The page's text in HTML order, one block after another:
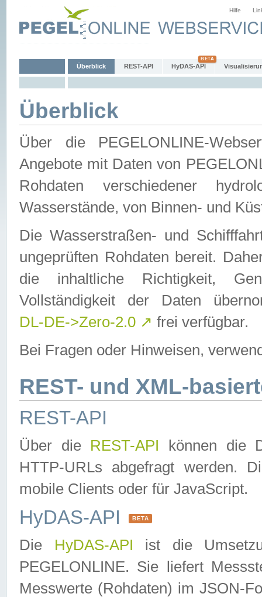
Hilfe
Überblick REST-API HyDAS-API
Überblick
Über die PEGELONLINE-
Angebote mit Daten von
Rohdaten verschiedener
Wasserstände, von Binnen- und
Die Wasserstraßen- und
ungeprüften Rohdaten bereit.
die inhaltliche Richtigkeit,
Vollständigkeit der Daten
DL-DE->Zero-2.0 ↗ frei verfügbar.
Bei Fragen oder Hinweisen,
REST- und XML-
REST-API
Über die REST-API können die
HTTP-URLs abgefragt werden.
mobile Clients oder für JavaScript.
HyDAS-API BETA
Die HyDAS-API ist die
PEGELONLINE. Sie liefert
Messwerte (Rohdaten) im JSON-